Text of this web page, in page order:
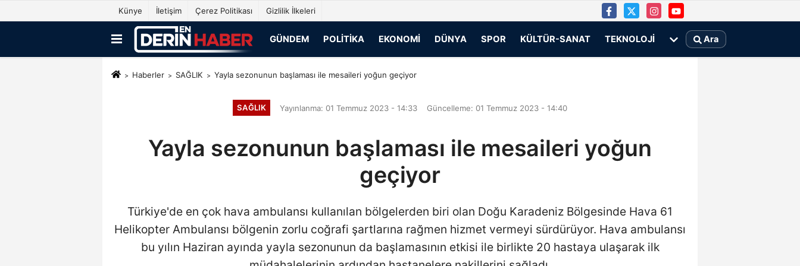
Künye İletişim Çerez Politikası Gizlilik İlkeleri
GÜNDEM POLITIKA EKONOMI DÜNYA SPOR KÜLTÜR-SANAT TEKNOLOJI Ara
Haberler SAĞLIK Yayla sezonunun başlaması ile mesaileri yoğun geçiyor
SAĞLIK Yayınlanma: 01 Temmuz 2023 - 14:33 Güncelleme: 01 Temmuz 2023 - 14:40
Yayla sezonunun başlaması ile mesaileri yoğun
geçiyor
Türkiye'de en çok hava ambulansı kullanılan bölgelerden biri olan Doğu Karadeniz Bölgesinde Hava 61
Helikopter Ambulansı bölgenin zorlu coğrafi şartlarına rağmen hizmet vermeyi sürdürüyor. Hava ambulansı
bu yılın Haziran ayında yayla sezonunun da başlamasının etkisi ile birlikte 20 hastaya ulaşarak ilk